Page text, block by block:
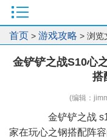
首页 > 游戏攻略 > 浏览
金铲铲之战S10心
搭
(编辑：
金铲铲之战
家在玩心之钢搭配阵